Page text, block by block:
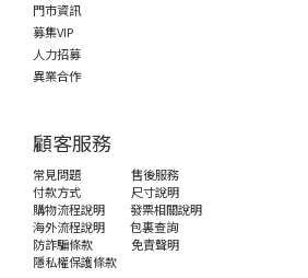
門市資訊
募集VIP
人力招募
異業合作
顧客服務
常見問題
售後服務
付款方式
尺寸說明
購物流程說明
發票相關說明
海外流程說明
包裏查詢
防詐騙條款
免責聲明
隱私權保護條款